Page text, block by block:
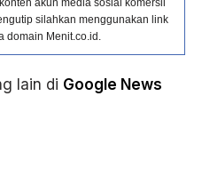
akun media sosial komersil
silahkan menggunakan link
domain Menit.co.id.
lain di Google News